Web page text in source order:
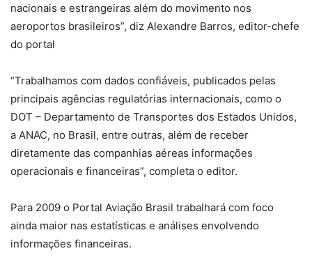
nacionais e estrangeiras além do movimento nos
aeroportos brasileiros”, diz Alexandre Barros, editor-chefe
do portal
“Trabalhamos com dados confiáveis, publicados pelas
principais agências regulatórias internacionais, como o
DOT – Departamento de Transportes dos Estados Unidos,
a ANAC, no Brasil, entre outras, além de receber
diretamente das companhias aéreas informações
operacionais e financeiras”, completa o editor.
Para 2009 o Portal Aviação Brasil trabalhará com foco
ainda maior nas estatísticas e análises envolvendo
informações financeiras.